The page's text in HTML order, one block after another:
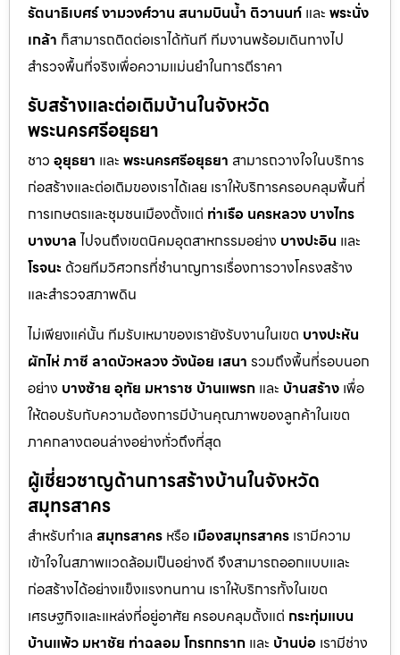
รัตนาธิเบศร์งามวงศ์วาน สนามบินน้ำ ติวานนท์ และ พระนั่ง
เกล้า ก็สามารถติดต่อเราได้ทันที ทีมงานพร้อมเดินทางไป
สำรวจพื้นที่จริงเพื่อความแม่นยำในการตีราคา
รับสร้างและต่อเติมบ้านในจังหวัด
พระนครศรีอยุธยา
ชาว อุยุธยา และ พระนครศรีอยุธยา สามารถวางใจในบริการ
ก่อสร้างและต่อเติมของเราได้เลย เราให้บริการครอบคลุมพื้นที่
การเกษตรและชุมชนเมืองตั้งแต่ ท่าเรือ นครหลวง บางไทร
บางบาล ไปจนถึงเขตนิคมอุตสาหกรรมอย่าง บางปะอิน และ
โรจนะ ด้วยทีมวิศวกรที่ชำนาญการเรื่องการวางโครงสร้าง
และสำรวจสภาพดิน
ไม่เพียงแค่นั้น ทีมรับเหมาของเรายังรับงานในเขต บางปะหัน
ผักไห่ภาชี ลาดบัวหลวงวังน้อย เสนา รวมถึงพื้นที่รอบนอก
อย่าง บางซ้าย อุทัย มหาราช บ้านแพรก และ บ้านสร้าง เพื่อ
ให้ตอบรับกับความต้องการมีบ้านคุณภาพของลูกค้าในเขต
ภาคกลางตอนล่างอย่างทั่วถึงที่สุด
ผู้เชี่ยวชาญด้านการสร้างบ้านในจังหวัด
สมุทรสาคร
สำหรับทำเล สมุทรสาคร หรือ เมืองสมุทรสาคร เรามีความ
เข้าใจในสภาพแวดล้อมเป็นอย่างดี จึงสามารถออกแบบและ
ก่อสร้างได้อย่างแข็งแรงทนทาน เราให้บริการทั้งในเขต
เศรษฐกิจและแหล่งที่อยู่อาศัย ครอบคลุมตั้งแต่ กระทุ่มแบน
บ้านแพ้ว มหาชัย ท่าฉลอมโกรกกราก และ บ้านบ่อ เรามีช่าง